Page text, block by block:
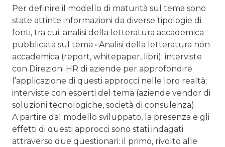
Per definire il modello di maturità sul tema sono
state attinte informazioni da diverse tipologie di
fonti, tra cui: analisi della letteratura accademica
pubblicata sul tema • Analisi della letteratura non
accademica (report, whitepaper, libri); interviste
con Direzioni HR di aziende per approfondire
l’applicazione di questi approcci nelle loro realtà;
interviste con esperti del tema (aziende vendor di
soluzioni tecnologiche, società di consulenza).
A partire dal modello sviluppato, la presenza e gli
effetti di questi approcci sono stati indagati
attraverso due questionari: il primo, rivolto alle